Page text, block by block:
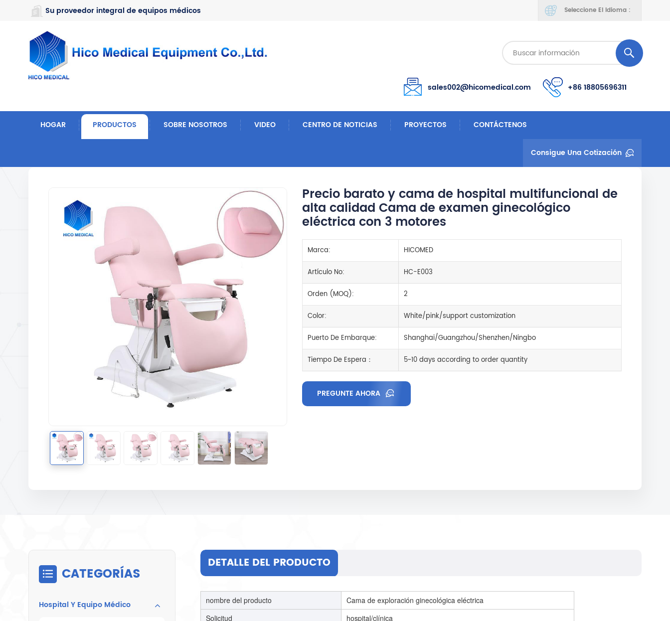
https://www.microsoft.com/en-us/microsoft-teams/log-in
Su proveedor integral de equipos médicos Seleccione El Idioma :
sales002@hicomedical.com +86 18805696311
HOGAR PRODUCTOS SOBRE NOSOTROS VIDEO CENTRO DE NOTICIAS PROYECTOS CONTÁCTENOS
Consigue Una Cotización
Precio barato y cama de hospital multifuncional de
alta calidad Cama de examen ginecológico
eléctrica con 3 motores
Marca: HICOMED
Artículo No: HC-E003
Orden (MOQ): 2
Color: White/pink/support customization
Puerto De Embarque: Shanghai/Guangzhou/Shenzhen/Ningbo
Tiempo De Espera： 5~10 days according to order quantity
PREGUNTE AHORA
DETALLE DEL PRODUCTO
nombre del producto
Cama de exploración ginecológica eléctrica
Solicitud
hospital/clínica
CATEGORÍAS
Hospital Y Equipo Médico